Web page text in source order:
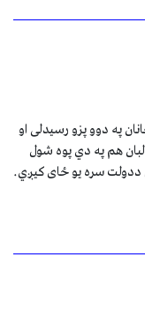
په دوو پزو رسیدلی او
هم په دي‌ پوه شول
سره یو ځای کیږي.